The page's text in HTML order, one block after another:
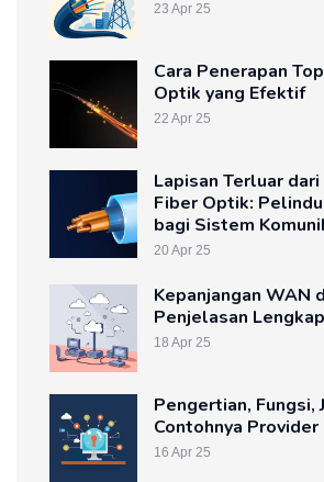
23 Apr 25
Cara Penerapan
Optik yang Efektif
22 Apr 25
Lapisan Terluar
Fiber Optik:
bagi Sistem
20 Apr 25
Kepanjangan WAN
Penjelasan
18 Apr 25
Pengertian, Fungsi,
Contohnya
16 Apr 25